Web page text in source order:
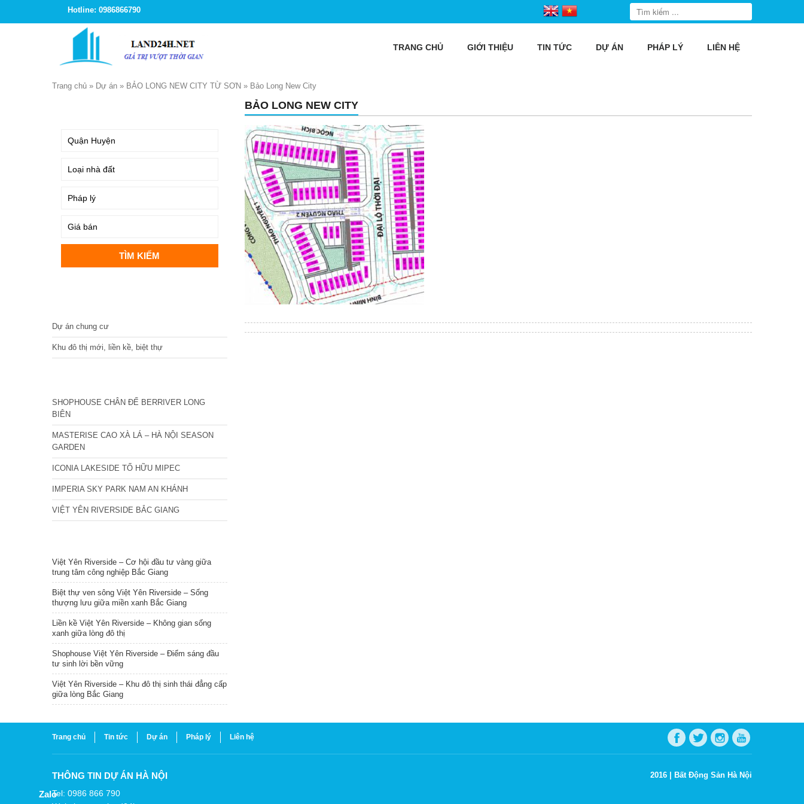
Hotline: 0986866790
TRANG CHỦ GIỚI THIỆU TIN TỨC DỰ ÁN PHÁP LÝ LIÊN HỆ
Trang chủ » Dự án » BẢO LONG NEW CITY TỪ SƠN » Bảo Long New City
BẢO LONG NEW CITY
Dự án chung cư
Khu đô thị mới, liền kề, biệt thự
SHOPHOUSE CHÂN ĐẾ BERRIVER LONG
BIÊN
MASTERISE CAO XÀ LÁ – HÀ NỘI SEASON
GARDEN
ICONIA LAKESIDE TỐ HỮU MIPEC
IMPERIA SKY PARK NAM AN KHÁNH
VIỆT YÊN RIVERSIDE BẮC GIANG
Việt Yên Riverside – Cơ hội đầu tư vàng giữa
trung tâm công nghiệp Bắc Giang
Biệt thự ven sông Việt Yên Riverside – Sống
thượng lưu giữa miền xanh Bắc Giang
Liền kề Việt Yên Riverside – Không gian sống
xanh giữa lòng đô thị
Shophouse Việt Yên Riverside – Điểm sáng đầu
tư sinh lời bền vững
Việt Yên Riverside – Khu đô thị sinh thái đẳng cấp
giữa lòng Bắc Giang
Trang chủ Tin tức Dự án Pháp lý Liên hệ
THÔNG TIN DỰ ÁN HÀ NỘI
Tel: 0986 866 790
2016 | Bất Động Sản Hà Nội
Zalo